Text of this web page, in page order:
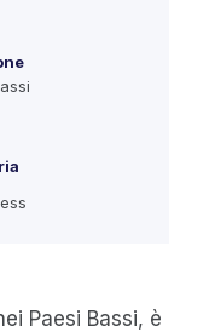
Paesi Bassi, è